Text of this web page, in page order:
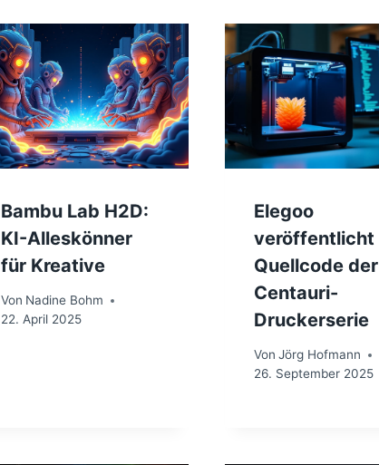
Bambu Lab H2D:
KI-Alleskönner
für Kreative
Von Nadine Bohm
22. April 2025
Elegoo
veröffentlicht
Quellcode der
Centauri-
Druckerserie
Von Jörg Hofmann
26. September 2025